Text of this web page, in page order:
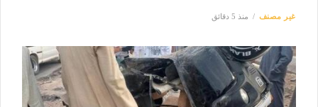
غير مصنف منذ 5 دقائق